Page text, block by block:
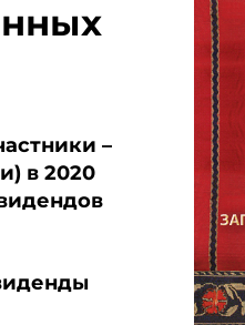
–
в 2020